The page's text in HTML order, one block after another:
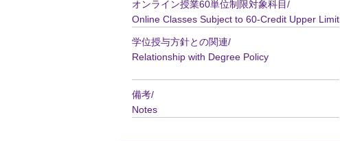
オンライン授業60単位制限対象科目/
Online Classes Subject to 60-Credit Upper Limit
学位授与方針との関連/
Relationship with Degree Policy
備考/
Notes